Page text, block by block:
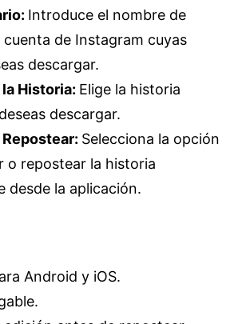
Introduce el nombre de
cuenta de Instagram cuyas
descargar.
Historia: Elige la historia
descargar.
Selecciona la opción
o repostear la historia
desde la aplicación.
Android y iOS.